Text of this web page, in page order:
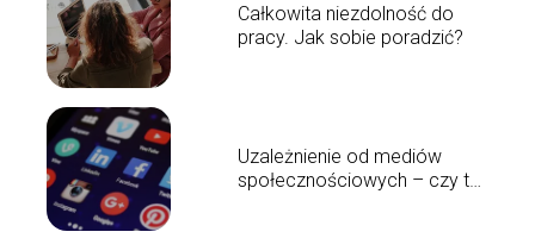
Całkowita niezdolność do
pracy. Jak sobie poradzić?
Uzależnienie od mediów
społecznościowych – czy to